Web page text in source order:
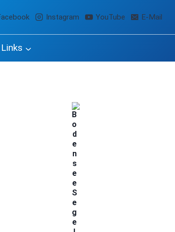
Instagram YouTube E-Mail